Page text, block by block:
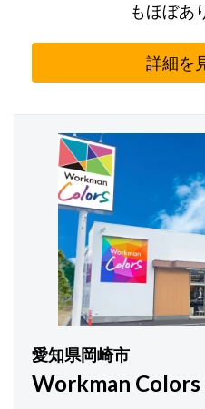
もほぼあ
詳細を
愛知県岡崎市
Workman